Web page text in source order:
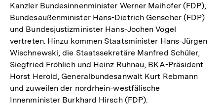
Kanzler Bundesinnenminister Werner Maihofer (FDP),
Bundesaußenminister Hans-Dietrich Genscher (FDP)
und Bundesjustizminister Hans-Jochen Vogel
vertreten. Hinzu kommen Staatsminister Hans-Jürgen
Wischnewski, die Staatssekretäre Manfred Schüler,
Siegfried Fröhlich und Heinz Ruhnau, BKA-Präsident
Horst Herold, Generalbundesanwalt Kurt Rebmann
und zuweilen der nordrhein-westfälische
Innenminister Burkhard Hirsch (FDP).